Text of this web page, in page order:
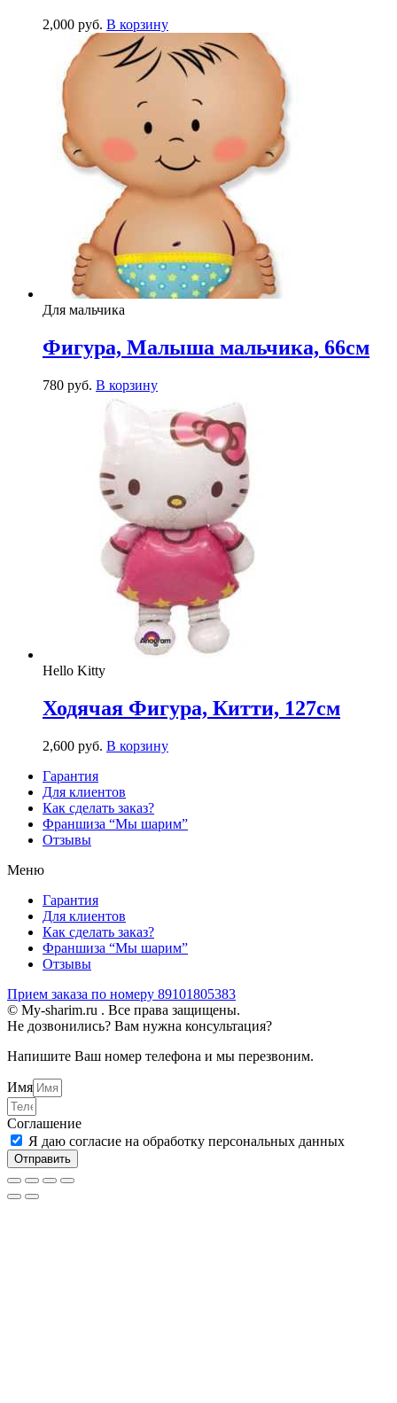
2,000 руб. В корзину
Для мальчика
Фигура, Малыша мальчика, 66см
780 руб. В корзину
Hello Kitty
Ходячая Фигура, Китти, 127см
2,600 руб. В корзину
Гарантия
Для клиентов
Как сделать заказ?
Франшиза “Мы шарим”
Отзывы
Меню
Гарантия
Для клиентов
Как сделать заказ?
Франшиза “Мы шарим”
Отзывы
Прием заказа по номеру 89101805383
© My-sharim.ru . Все права защищены.
Не дозвонились? Вам нужна консультация?
Напишите Ваш номер телефона и мы перезвоним.
Имя
Соглашение
Я даю согласие на обработку персональных данных
Отправить